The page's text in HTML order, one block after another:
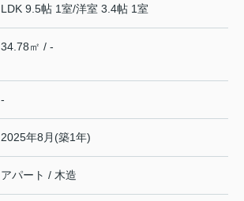
LDK 9.5帖 1室/洋室 3.4帖 1室
34.78㎡ / -
-
2025年8月(築1年)
アパート / 木造